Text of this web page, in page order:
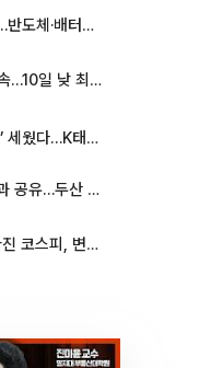
‘한국판 IRA’ 베일 벗었지만…반도체·배터리 업계 “시행령이 관건”
[내일 날씨] 전국 무더위 계속…10일 낮 최고 34도 육박
美 폴리실리콘 ‘가격 하한선’ 세웠다…K태양광 수혜 기대
SK실트론 팔고도 8년간 성과 공유…두산 인수대금 2.3조가 끝 아냐
블룸버그 “레버리지 거품 빠진 코스피, 변동성 최악 국면 지났을 가능성”